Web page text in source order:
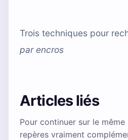
Trois techniques pour
parencros
Articles liés
Pour continuer sur le
repères vraiment